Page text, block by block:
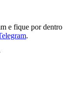
e fique por dentro
.